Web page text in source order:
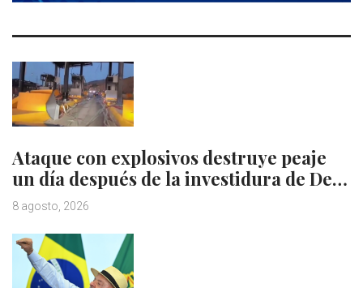
Ataque con explosivos destruye peaje
un día después de la investidura de De…
8 agosto, 2026